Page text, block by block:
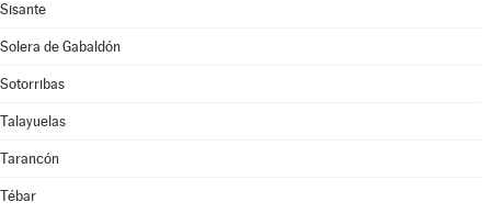
Sisante
Solera de Gabaldón
Sotorribas
Talayuelas
Tarancón
Tébar